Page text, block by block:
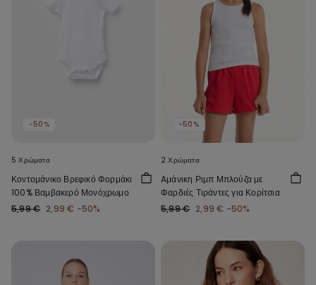
-50%
5 Χρώματα
Κοντομάνικο Βρεφικό Φορμάκι
100% Βαμβακερό Μονόχρωμο
5,99 € 2,99 € -50%
-50%
2 Χρώματα
Aμάνικη Ριμπ Μπλούζα με
Φαρδιές Τιράντες για Κορίτσια
5,99 € 2,99 € -50%